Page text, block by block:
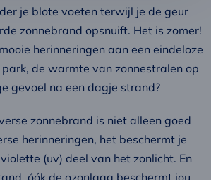
je blote voeten terwijl je de geur
zonnebrand opsnuift. Het is zomer!
herinneringen aan een eindeloze
de warmte van zonnestralen op
gevoel na een dagje strand?
zonnebrand is niet alleen goed
herinneringen, het beschermt je
(uv) deel van het zonlicht. En
óók de ozonlaag beschermt jou